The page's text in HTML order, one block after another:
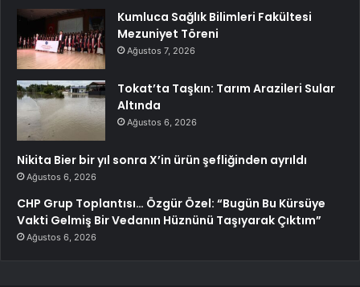
Kumluca Sağlık Bilimleri Fakültesi
Mezuniyet Töreni
Ağustos 7, 2026
Tokat’ta Taşkın: Tarım Arazileri Sular
Altında
Ağustos 6, 2026
Nikita Bier bir yıl sonra X’in ürün şefliğinden ayrıldı
Ağustos 6, 2026
CHP Grup Toplantısı… Özgür Özel: “Bugün Bu Kürsüye
Vakti Gelmiş Bir Vedanın Hüznünü Taşıyarak Çıktım”
Ağustos 6, 2026